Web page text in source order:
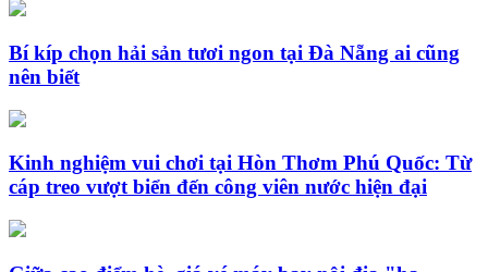
Bí kíp chọn hải sản tươi ngon tại Đà Nẵng ai cũng
nên biết
Kinh nghiệm vui chơi tại Hòn Thơm Phú Quốc: Từ
cáp treo vượt biển đến công viên nước hiện đại